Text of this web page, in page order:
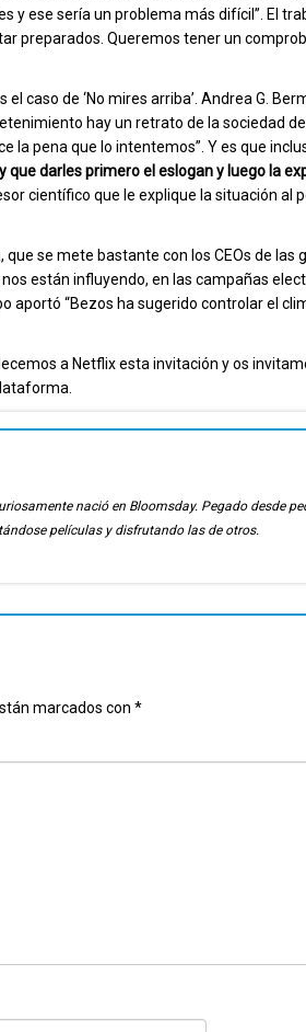
y ese sería un problema más difícil”. El
preparados. Queremos tener un
caso de ‘No mires arriba’. Andrea G.
hay un retrato de la sociedad
la pena que lo intentemos”. Y es que
que darles primero el eslogan y luego la
científico que le explique la situación al
se mete bastante con los CEOs de las
están influyendo, en las campañas
aportó “Bezos ha sugerido controlar el
a Netflix esta invitación y os
nació en Bloomsday. Pegado desde
películas y disfrutando las de otros.
marcados con *